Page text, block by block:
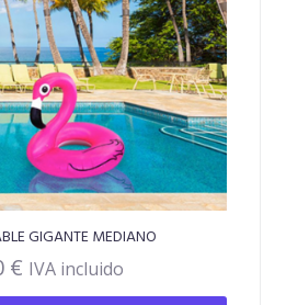
GIGANTE MEDIANO
€ IVA incluido